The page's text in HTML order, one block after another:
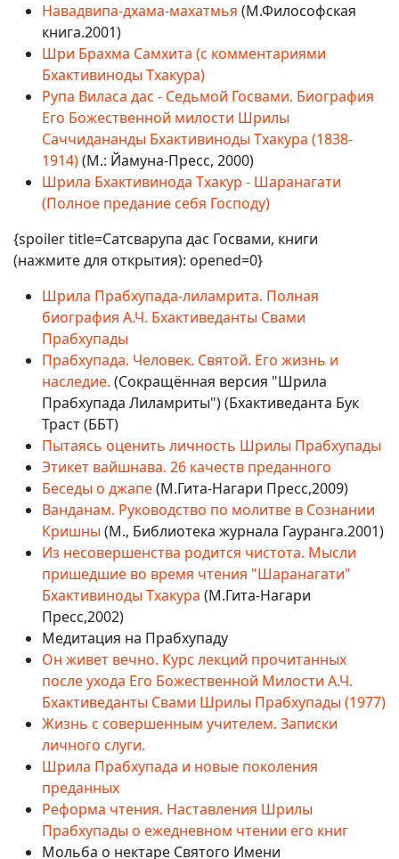
Навадвипа-дхама-махатмья (М.Философская
книга.2001)
Шри Брахма Самхита (с комментариями
Бхактивиноды Тхакура)
Рупа Виласа дас - Седьмой Госвами. Биография
Его Божественной милости Шрилы
Саччидананды Бхактивиноды Тхакура (1838-
1914)(М.: Йамуна-Пресс, 2000)
Шрила Бхактивинода Тхакур - Шаранагати
(Полное предание себя Господу)
{spoiler title=Сатсварупа дас Госвами, книги
(нажмите для открытия): opened=0}
Шрила Прабхупада-лиламрита. Полная
биография А.Ч. Бхактиведанты Свами
Прабхупады
Прабхупада. Человек. Святой. Его жизнь и
наследие. (Сокращённая версия "Шрила
Прабхупада Лиламриты") (Бхактиведанта Бук
Траст (ББТ)
Пытаясь оценить личность Шрилы Прабхупады
Этикет вайшнава. 26 качеств преданного
Беседы о джапе(М.Гита-Нагари Пресс,2009)
Ванданам. Руководство по молитве в Сознании
Кришны (М., Библиотека журнала Гауранга.2001)
Из несовершенства родится чистота. Мысли
пришедшие во время чтения "Шаранагати"
Бхактивиноды Тхакура (М.Гита-Нагари
Пресс,2002)
Медитация на Прабхупаду
Он живет вечно. Курс лекций прочитанных
после ухода Его Божественной Милости А.Ч.
Бхактиведанты Свами Шрилы Прабхупады (1977)
Жизнь с совершенным учителем. Записки
личного слуги.
Шрила Прабхупада и новые поколения
преданных
Реформа чтения. Наставления Шрилы
Прабхупады о ежедневном чтении его книг
Мольба о нектаре Святого Имени